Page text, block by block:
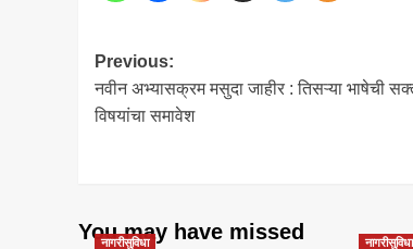
Post
navigation
Previous:
नवीन अभ्यासक्रम मसुदा जाहीर : तिसऱ्या भाषेची
विषयांचा समावेश
You may have missed
नागरीसुविधा नागरीसुविधा